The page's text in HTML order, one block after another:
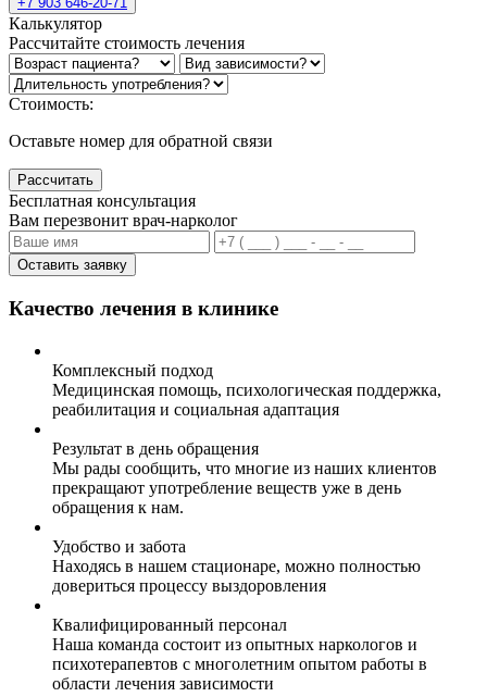
Калькулятор
Рассчитайте стоимость лечения
Стоимость:
Оставьте номер для обратной связи
Рассчитать
Бесплатная консультация
Вам перезвонит врач-нарколог
Оставить заявку
Качество лечения в клинике
Комплексный подход
Медицинская помощь, психологическая поддержка,
реабилитация и социальная адаптация
Результат в день обращения
Мы рады сообщить, что многие из наших клиентов
прекращают употребление веществ уже в день
обращения к нам.
Удобство и забота
Находясь в нашем стационаре, можно полностью
довериться процессу выздоровления
Квалифицированный персонал
Наша команда состоит из опытных наркологов и
психотерапевтов с многолетним опытом работы в
области лечения зависимости